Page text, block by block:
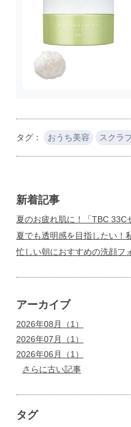
タグ： おうち美容 スクラ
新着記事
夏のお疲れ肌に！「TBC 33C
夏でも透明感を目指したい！
忙しい朝におすすめの洗顔フ
アーカイブ
2026年08月（1）
2026年07月（1）
2026年06月（1）
さらに古い記事
タグ